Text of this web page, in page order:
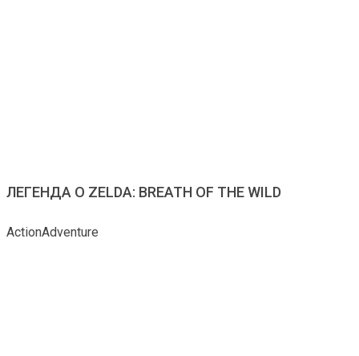
ЛЕГЕНДА О ZELDA: BREATH OF THE WILD
ActionAdventure